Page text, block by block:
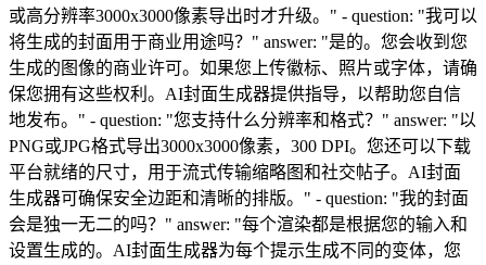
或高分辨率3000x3000像素导出时才升级。" - question: "我可以
将生成的封面用于商业用途吗？" answer: "是的。您会收到您
生成的图像的商业许可。如果您上传徽标、照片或字体，请确
保您拥有这些权利。AI封面生成器提供指导，以帮助您自信
地发布。" - question: "您支持什么分辨率和格式？" answer: "以
PNG或JPG格式导出3000x3000像素，300 DPI。您还可以下载
平台就绪的尺寸，用于流式传输缩略图和社交帖子。AI封面
生成器可确保安全边距和清晰的排版。" - question: "我的封面
会是独一无二的吗？" answer: "每个渲染都是根据您的输入和
设置生成的。AI封面生成器为每个提示生成不同的变体，您